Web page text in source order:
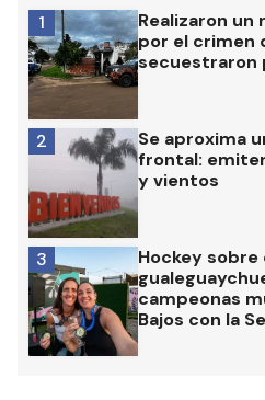
Realizaron un
por el crimen
secuestraron
1
Se aproxima
frontal:
y vientos
2
Hockey sobre
campeonas
Bajos con la
3